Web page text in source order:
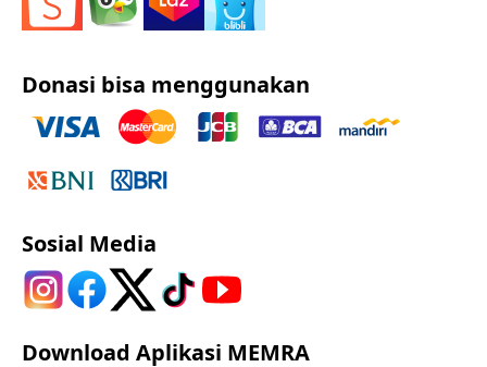
Donasi bisa menggunakan
Sosial Media
Download Aplikasi MEMRA